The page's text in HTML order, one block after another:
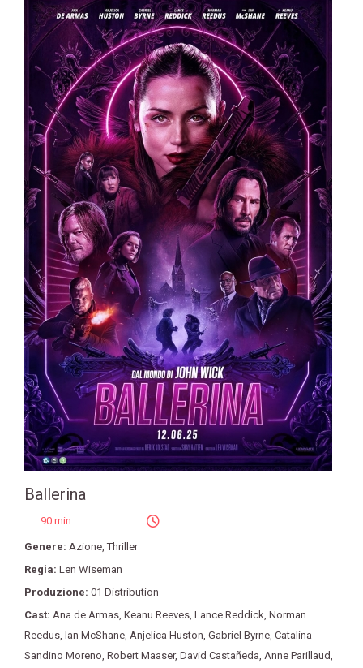
Ballerina
90 min
Genere: Azione ,Thriller
Regia: Len Wiseman
Produzione: 01 Distribution
Cast: Ana de Armas Keanu Reeves Lance Reddick Norman
Reedus Ian McShane Anjelica Huston Gabriel Byrne Catalina
Sandino Moreno Robert Maaser, David Castañeda Anne Parillaud